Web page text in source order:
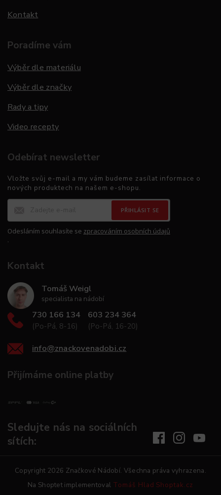
Kontakt
Poradíme vám
Výběr dle materiálu
Výběr dle značky
Rady a tipy
Video recepty
Odebírat newsletter
Vložte svůj e-mail a my vám budeme zasílat informace o
nových produktech na našem e-shopu.
PŘIHLÁSIT SE
Odesláním souhlasíte se zpracováním osobních údajů
.
Kontakt
Tomáš Weigl
specialista na nádobí
730 166 134
(Po-Pá, 8-16)
603 234 364
(Po-Pá, 16-20)
info@znackovenadobi.cz
Přijímáme online platby
Sledujte nás na sociálních
sítích:
Copyright 2026 Značkové Nádobí. Všechna práva vyhrazena.
Na Shoptet implementoval Tomáš Hlad Shoptak.cz